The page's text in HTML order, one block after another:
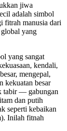
jiwa
adalah simbol
manusia dari
yang
yang sangat
kendali,
mengepal,
kekuatan besar
tabir — gabungan
dan putih
seperti kebaikan
Inilah fitnah